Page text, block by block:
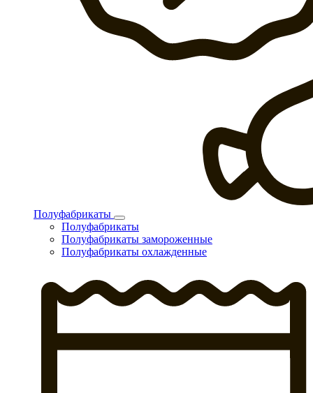
Полуфабрикаты
Полуфабрикаты
Полуфабрикаты замороженные
Полуфабрикаты охлажденные